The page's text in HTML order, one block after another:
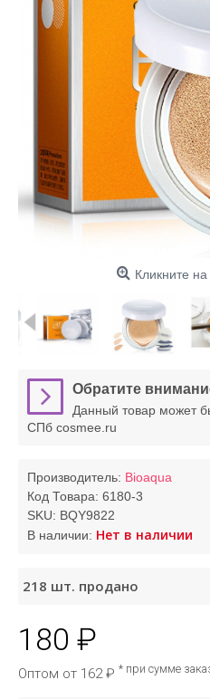
Кликните
Обратите
Данный товар может
СПб cosmee.ru
Производитель: Bioaqua
Код Товара: 6180-3
SKU: BQY9822
В наличии: Нет в наличии
218 шт. продано
180 ₽
Оптом от 162 ₽ * при сумме